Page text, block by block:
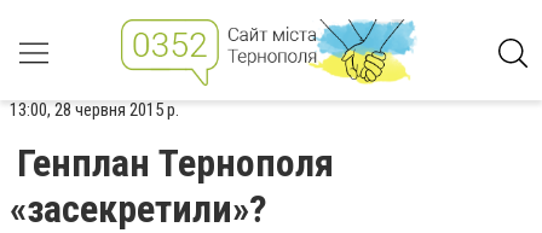
13:00, 28 червня 2015 р.
Генплан Тернополя
«засекретили»?